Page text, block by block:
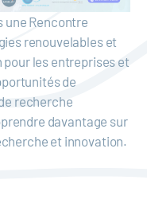
une Rencontre
renouvelables et
pour les entreprises et
de
recherche
davantage sur
et innovation.